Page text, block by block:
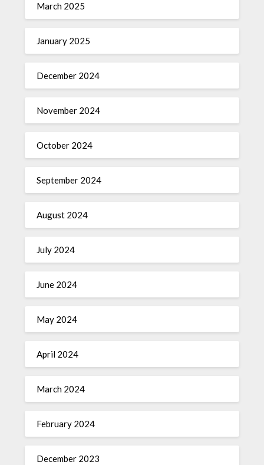
March 2025
January 2025
December 2024
November 2024
October 2024
September 2024
August 2024
July 2024
June 2024
May 2024
April 2024
March 2024
February 2024
December 2023